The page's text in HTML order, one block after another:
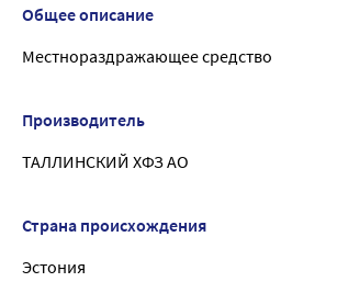
Общее описание
Местнораздражающее средство
Производитель
ТАЛЛИНСКИЙ ХФЗ АО
Страна происхождения
Эстония